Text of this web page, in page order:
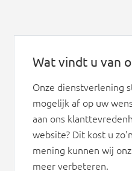
Wat vindt u van
Onze dienstverlening
mogelijk af op uw
aan ons
website? Dit kost u
mening kunnen wij
meer verbeteren.